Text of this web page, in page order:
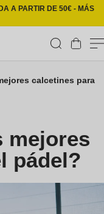
A PARTIR DE 50€ - MÁS
Carrito
calcetines para
mejores
pádel?